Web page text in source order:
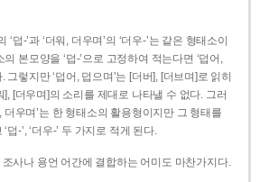
‘덥-­’과 ‘더워, 더우며’의 ‘더우-­’는 같은 형태소이
본모양을 ‘덥-­’으로 고정하여 적는다면 ‘덥어,
그렇지만 ‘덥어, 덥으며’는 [더버], [더브며]로 읽히
[더우며]의 소리를 제대로 나타낼 수 없다. 그러
더우며’는 한 형태소의 활용형이지만 그 형태를
덥-’, ‘더우-’ 두 가지로 적게 된다.
사나 용언 어간에 결합하는 어미도 마찬가지다.